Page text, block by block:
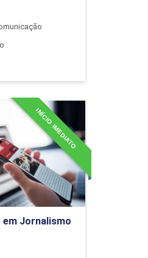
em Jornalismo
INÍCIO IMEDIATO
em
Digital
do curso